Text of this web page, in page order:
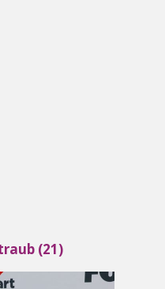
(21)